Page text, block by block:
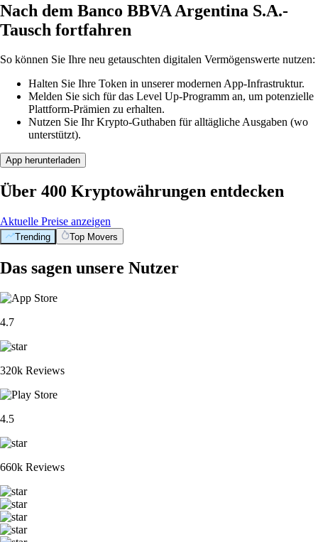
Nach dem Banco BBVA Argentina S.A.-
Tausch fortfahren
So können Sie Ihre neu getauschten digitalen Vermögenswerte nutzen:
Halten Sie Ihre Token in unserer modernen App-Infrastruktur.
Melden Sie sich für das Level Up-Programm an, um potenzielle
Plattform-Prämien zu erhalten.
Nutzen Sie Ihr Krypto-Guthaben für alltägliche Ausgaben (wo
unterstützt).
App herunterladen
Über 400 Kryptowährungen entdecken
Aktuelle Preise anzeigen
Trending Top Movers
Das sagen unsere Nutzer
4.7
320k Reviews
4.5
660k Reviews